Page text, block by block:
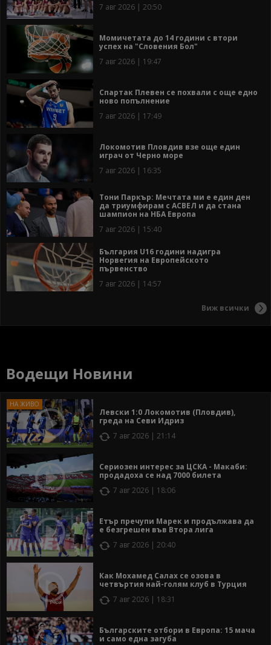
7 авг 2026 | 20:50
Момичетата до 14 години с втори
успех на "Словения Бол"
7 авг 2026 | 19:47
Спартак Плевен се похвали с още едно
ново попълнение
7 авг 2026 | 17:49
Локомотив Пловдив взе още един
играч от Черно море
7 авг 2026 | 16:35
Тони Паркър: Мечтата ми е един ден
да триумфирам с АСВЕЛ и да стана
шампион на НБА Европа
7 авг 2026 | 15:40
България U16 години надигра
Норвегия на Европейското
първенство
7 авг 2026 | 14:57
Виж всички
Водещи Новини
Левски 1:0 Локомотив (Пловдив),
греда на Севи Идриз
7 авг 2026 | 21:14
Сериозен интерес за ЦСКА - Макаби:
продадоха се над 7000 билета
7 авг 2026 | 18:06
Етър пречупи Марек и продължава да
е безгрешен във Втора лига
7 авг 2026 | 20:40
Как Мохамед Салах се озова в
четвъртия най-голям клуб в Турция
7 авг 2026 | 18:31
Българските отбори в Европа: 15 мача
и само една загуба